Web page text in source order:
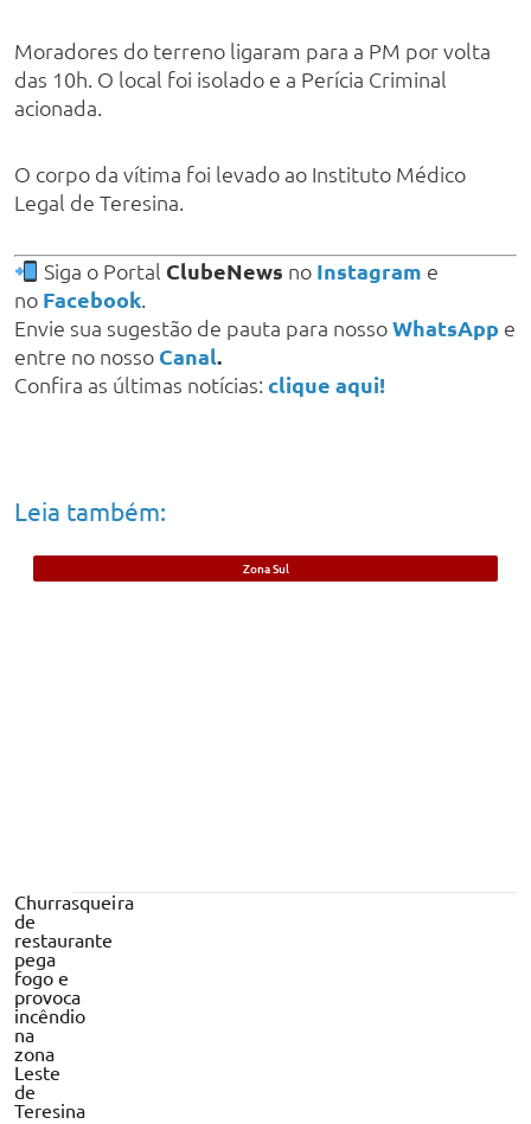
Moradores do terreno ligaram para a PM por volta
das 10h. O local foi isolado e a Perícia Criminal
acionada.
O corpo da vítima foi levado ao Instituto Médico
Legal de Teresina.
Siga o Portal ClubeNews no Instagram e
no Facebook.
Envie sua sugestão de pauta para nossoWhatsApp e
entre no nosso Canal.
Confira as últimas notícias: clique aqui!
Leia também:
Zona Sul
Churrasqueira
de
restaurante
pega
fogo e
provoca
incêndio
na
zona
Leste
de
Teresina